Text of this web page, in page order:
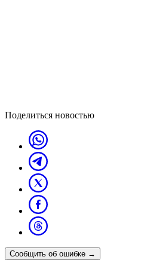
Поделиться новостью
Сообщить об ошибке →